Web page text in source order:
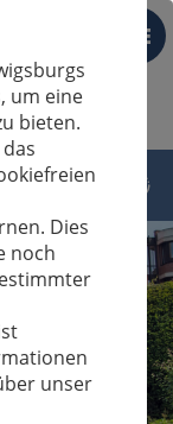
DE
um eine
bieten.
Dies
noch
unser